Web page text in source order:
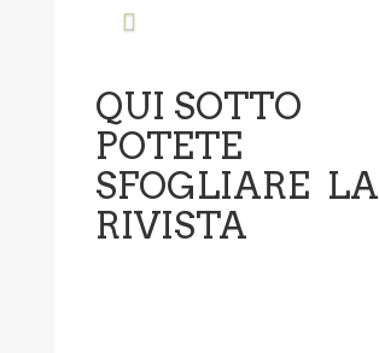
QUI SOTTO
POTETE
SFOGLIARE LA
RIVISTA